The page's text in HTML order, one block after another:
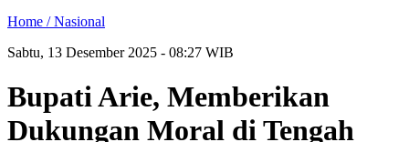
Home /Nasional
Sabtu, 13 Desember 2025 - 08:27 WIB
Bupati Arie, Memberikan
Dukungan Moral di Tengah